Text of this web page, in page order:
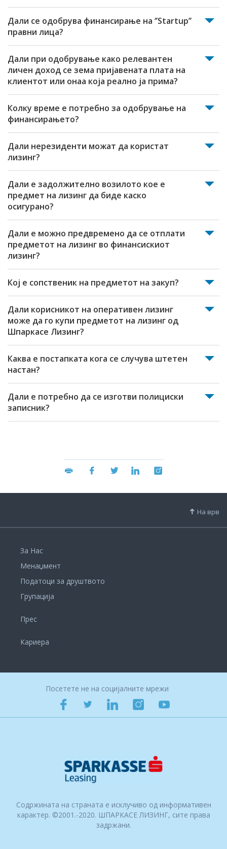
Дали се одобрува финансирање на ‘’Startup’’
правни лица?
Дали при одобрување како релевантен
личен доход се зема пријавената плата на
клиентот или онаа која реално ја прима?
Колку време е потребно за одобрување на
финансирањето?
Дали нерезиденти можат да користат
лизинг?
Дали е задолжително возилото кое е
предмет на лизинг да биде каско
осигурано?
Дали е можно предвремено да се отплати
предметот на лизинг во финансискиот
лизинг?
Кој е сопственик на предметот на закуп?
Дали корисникот на оперативен лизинг
може да го купи предметот на лизинг од
Шпаркасе Лизинг?
Каква е постапката кога се случува штетен
настан?
Дали е потребно да се изготви полициски
записник?
На врв
За Нас
Менаџмент
Податоци за друштвото
Групација
Прес
Кариера
Посетете не на социјалните мрежи
Содржината на страната е исклучиво од информативен
карактер. ©2001.-2020. ШПАРКАСЕ ЛИЗИНГ, сите права
задржани.